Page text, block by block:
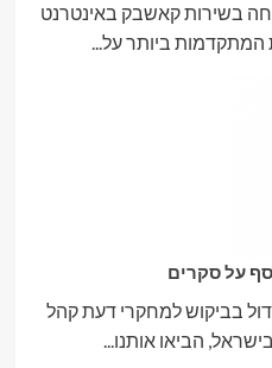
בשירות קאשבק באינטרנט
המתקדמות ביותר על...
בביקוש למחקרי דעת קהל
הביאו אותנו...